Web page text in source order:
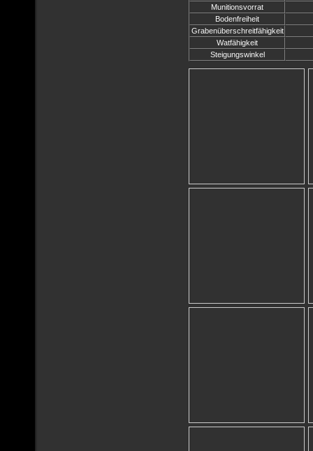
Munitionsvorrat
Bodenfreiheit
Grabenüberschreitfähigkeit
Watfähigkeit
Steigungswinkel